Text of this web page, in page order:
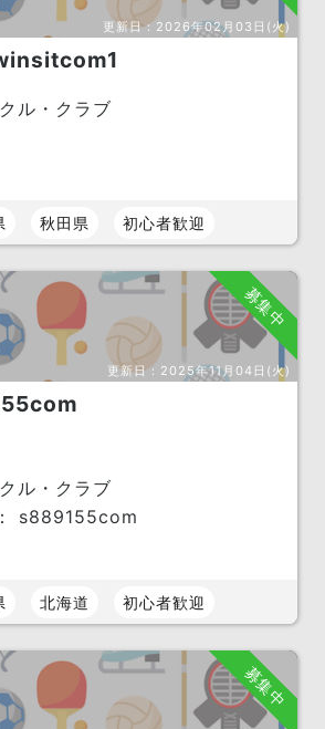
更新日： 2026年02月03日(火)
ル・クラブ
秋田県 初心者歓迎
募集中
更新日： 2025年11月04日(火)
ル・クラブ
s889155com
北海道 初心者歓迎
募集中